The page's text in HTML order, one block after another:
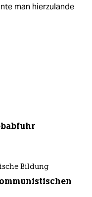
man hierzulande
Bildung